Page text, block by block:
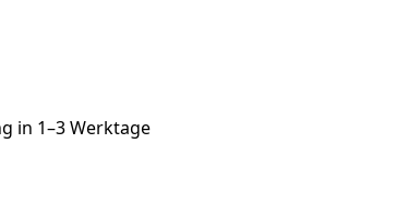
in 1–3 Werktage